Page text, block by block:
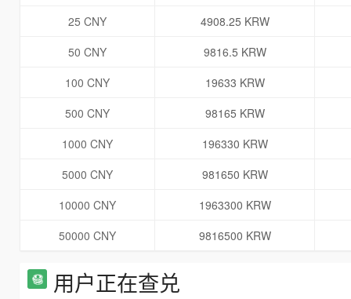
25 CNY
4908.25 KRW
50 CNY
9816.5 KRW
100 CNY
19633 KRW
500 CNY
98165 KRW
1000 CNY
196330 KRW
5000 CNY
981650 KRW
10000 CNY
1963300 KRW
50000 CNY
9816500 KRW
用户正在查兑